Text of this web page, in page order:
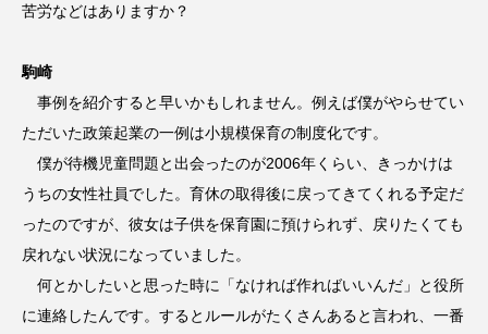
苦労などはありますか？
駒崎
事例を紹介すると早いかもしれません。例えば僕がやらせてい
ただいた政策起業の一例は小規模保育の制度化です。
僕が待機児童問題と出会ったのが2006年くらい、きっかけは
うちの女性社員でした。育休の取得後に戻ってきてくれる予定だ
ったのですが、彼女は子供を保育園に預けられず、戻りたくても
戻れない状況になっていました。
何とかしたいと思った時に「なければ作ればいいんだ」と役所
に連絡したんです。するとルールがたくさんあると言われ、一番